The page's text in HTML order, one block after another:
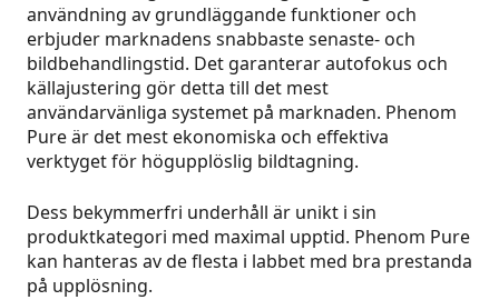
användning av grundläggande funktioner och
erbjuder marknadens snabbaste senaste- och
bildbehandlingstid. Det garanterar autofokus och
källajustering gör detta till det mest
användarvänliga systemet på marknaden. Phenom
Pure är det mest ekonomiska och effektiva
verktyget för högupplöslig bildtagning.
Dess bekymmerfri underhåll är unikt i sin
produktkategori med maximal upptid. Phenom Pure
kan hanteras av de flesta i labbet med bra prestanda
på upplösning.